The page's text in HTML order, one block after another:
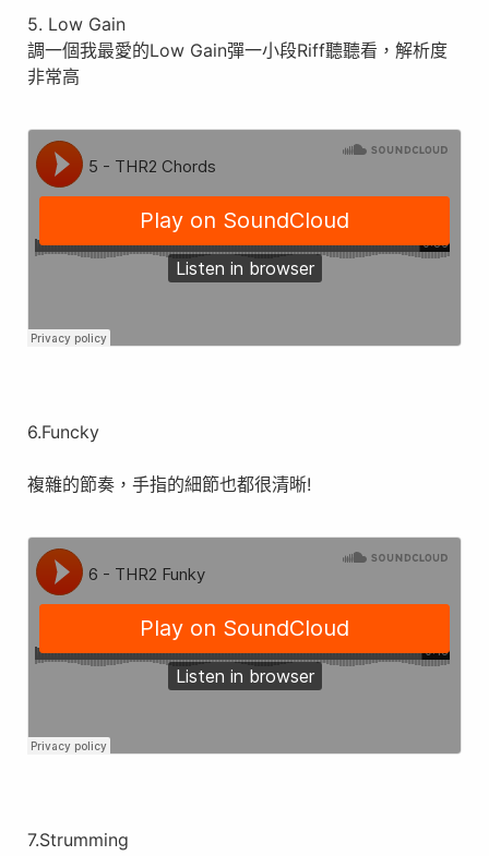
5. Low Gain
調一個我最愛的Low Gain彈一小段Riff聽聽看，解析度
非常高
6.Funcky
複雜的節奏，手指的細節也都很清晰!
7.Strumming